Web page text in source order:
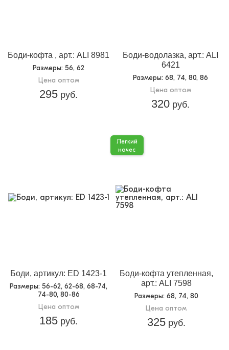
Боди-кофта , арт.: ALI 8981
Размеры: 56, 62
Цена оптом
295 руб.
Боди-водолазка, арт.: ALI
6421
Размеры: 68, 74, 80, 86
Цена оптом
320 руб.
Боди, артикул: ED 1423-1
Размеры: 56-62, 62-68, 68-74,
74-80, 80-86
Цена оптом
185 руб.
Легкий
начес
Боди-кофта утепленная,
арт.: ALI 7598
Размеры: 68, 74, 80
Цена оптом
325руб.